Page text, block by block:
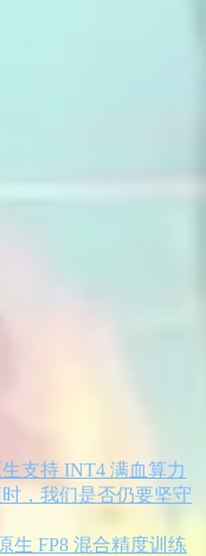
支持 INT4 满血算力
，我们是否仍要坚守
生 FP8 混合精度训练